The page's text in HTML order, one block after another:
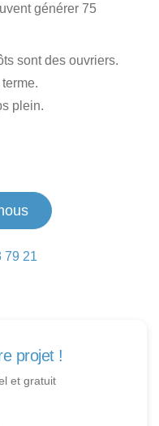
générer 75
sont des ouvriers.
plein.
79 21
projet !
et gratuit